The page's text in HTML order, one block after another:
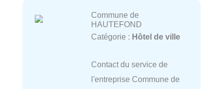
Commune de
HAUTEFOND
Catégorie : Hôtel de ville
Contact du service de
l'entreprise Commune de